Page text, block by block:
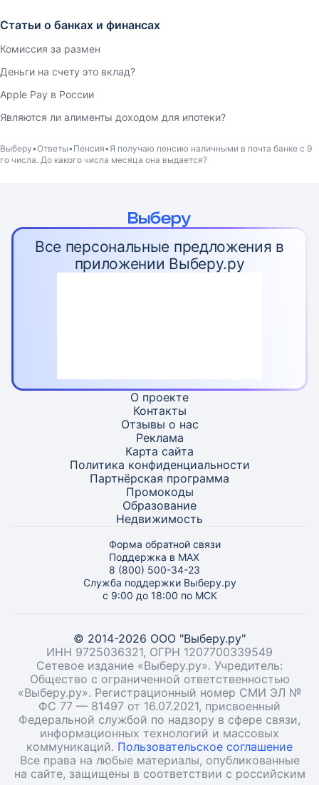
Статьи о банках и финансах
Комиссия за размен
Деньги на счету это вклад?
Apple Pay в России
Являются ли алименты доходом для ипотеки?
Выберу Ответы Пенсия Я получаю пенсию наличными в почта банке с 9
го числа. До какого числа месяца она выдается?
Все персональные предложения в
приложении Выберу.ру
О проекте
Контакты
Отзывы о нас
Реклама
Карта сайта
Политика конфиденциальности
Партнёрская программа
Промокоды
Образование
Недвижимость
Форма обратной связи
Поддержка в MAX
8 (800) 500-34-23
Служба поддержки Выберу.ру
с 9:00 до 18:00 по МСК
© 2014-2026 ООО "Выберу.ру"
ИНН 9725036321, ОГРН 1207700339549
Сетевое издание «Выберу.ру». Учредитель:
Общество с ограниченной ответственностью
«Выберу.ру». Регистрационный номер СМИ ЭЛ №
ФС 77 — 81497 от 16.07.2021, присвоенный
Федеральной службой по надзору в сфере связи,
информационных технологий и массовых
коммуникаций. Пользовательское соглашение
Все права на любые материалы, опубликованные
на сайте, защищены в соответствии с российским